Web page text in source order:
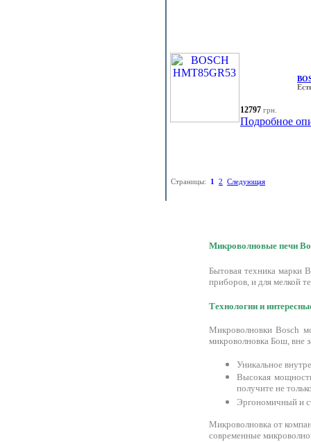
12797 грн.
Подробное
Страницы: 1 2 Следующая
Микроволновые печи
Бытовая техника марки
приборов, и для мелкой
Технологии и
Микроволновки Bosch
микроволновка Бош, вне
Уникальное
Высокая
получите не
Эргономичный и
Микроволновка от
современные